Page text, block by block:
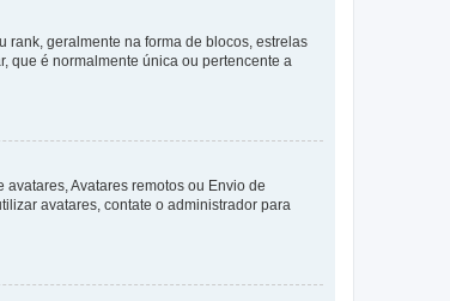
rank, geralmente na forma de blocos, estrelas
que é normalmente única ou pertencente a
Avatares remotos ou Envio de
avatares, contate o administrador para